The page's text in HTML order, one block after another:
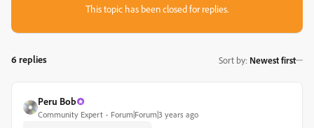
This topic has been closed for replies.
6 replies Sort by: Newest first
Peru Bob
Community Expert Forum|Forum|3 years ago